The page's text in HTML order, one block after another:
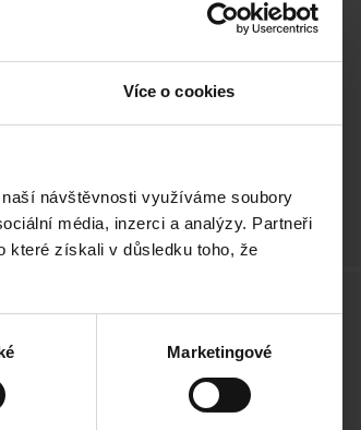
Více o cookies
návštěvnosti využíváme soubory
média, inzerci a analýzy. Partneři
které získali v důsledku toho, že
Marketingové